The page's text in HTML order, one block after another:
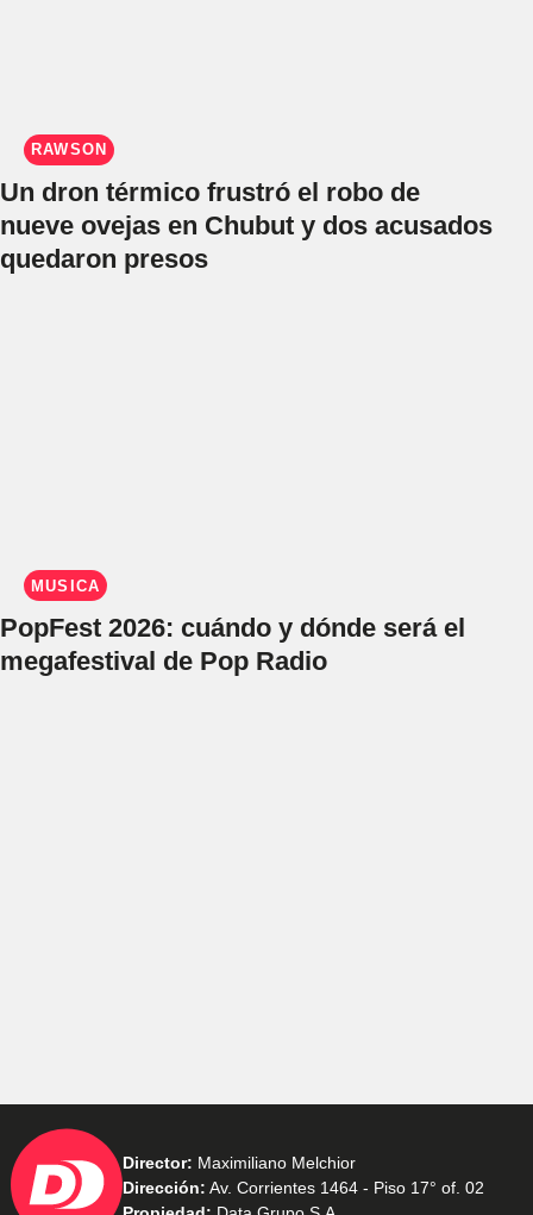
RAWSON
Un dron térmico frustró el robo de
nueve ovejas en Chubut y dos acusados
quedaron presos
MÚSICA
PopFest 2026: cuándo y dónde será el
megafestival de Pop Radio
Director: Maximiliano Melchior
Dirección: Av. Corrientes 1464 - Piso 17° of. 02